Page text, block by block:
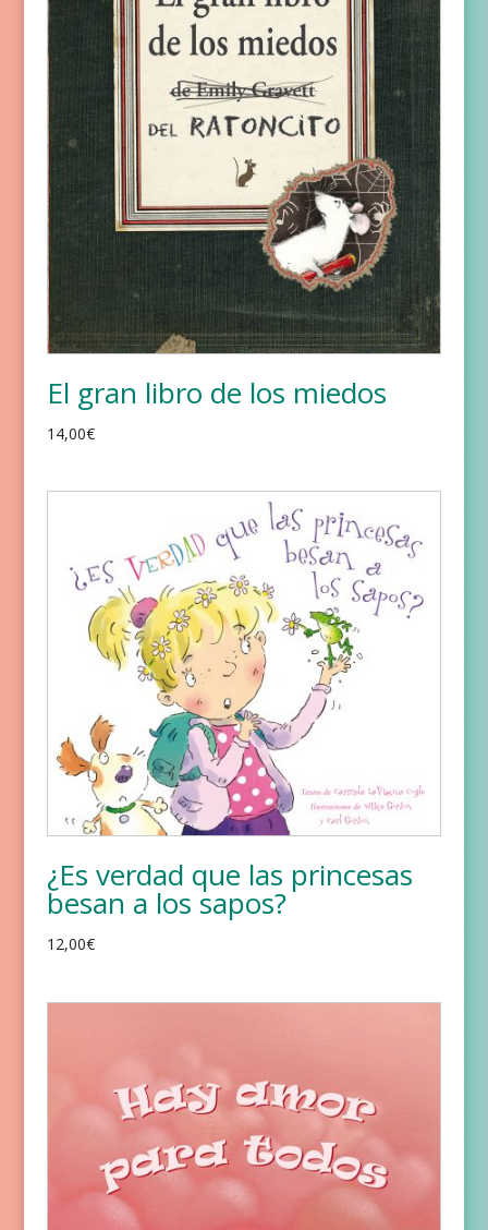
El gran libro de los miedos
14,00€
¿Es verdad que las princesas
besan a los sapos?
12,00€